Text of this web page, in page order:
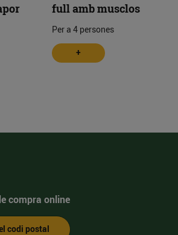
full amb musclos
Per a 4 persones
+
compra online
codi postal